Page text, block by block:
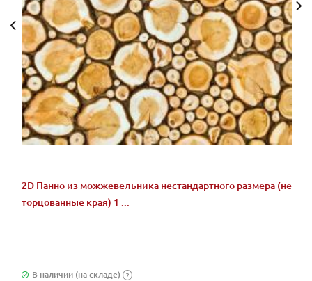
2D Панно из можжевельника нестандартного размера (не
торцованные края) 1 ...
В наличии (на складе) ?